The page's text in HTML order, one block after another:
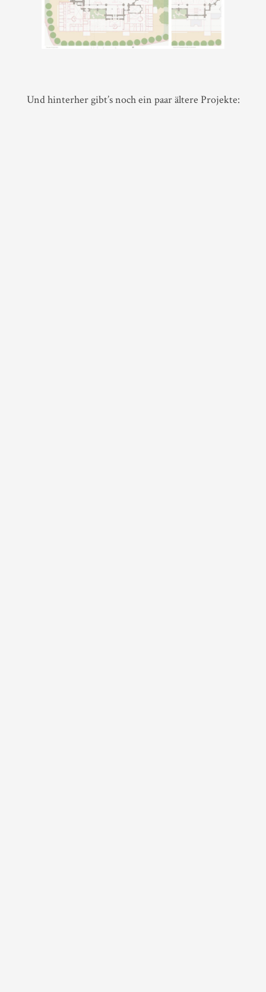
Und hinterher gibt’s noch ein paar ältere Projekte: